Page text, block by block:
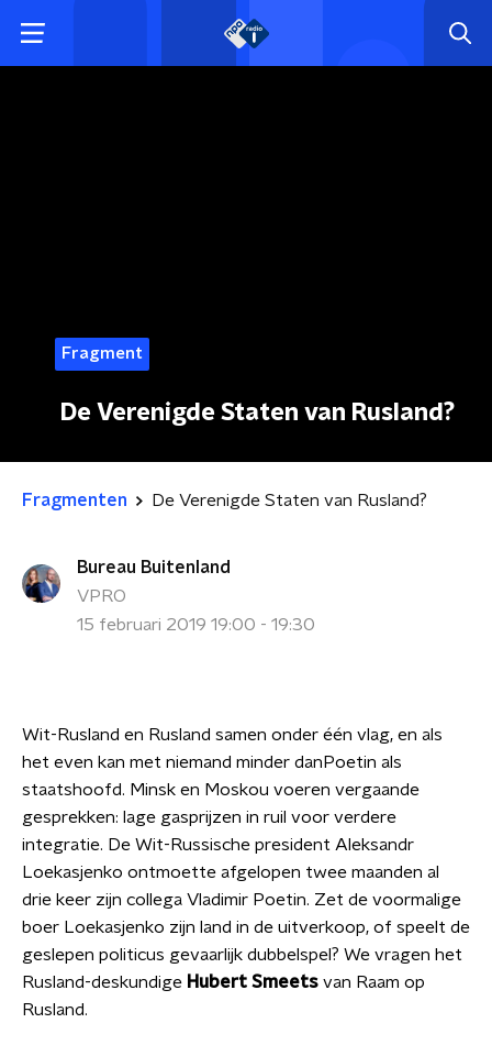
Fragment
De Verenigde Staten van Rusland?
Fragmenten De Verenigde Staten van Rusland?
Bureau Buitenland
VPRO
15 februari 2019 19:00 - 19:30
Wit-Rusland en Rusland samen onder één vlag, en als
het even kan met niemand minder danPoetin als
staatshoofd. Minsk en Moskou voeren vergaande
gesprekken: lage gasprijzen in ruil voor verdere
integratie. De Wit-Russische president Aleksandr
Loekasjenko ontmoette afgelopen twee maanden al
drie keer zijn collega Vladimir Poetin. Zet de voormalige
boer Loekasjenko zijn land in de uitverkoop, of speelt de
geslepen politicus gevaarlijk dubbelspel? We vragen het
Rusland-deskundige Hubert Smeets van Raam op
Rusland.